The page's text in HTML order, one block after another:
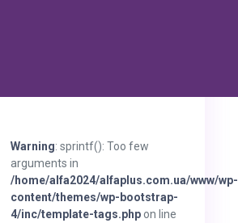
Warning: sprintf(): Too few
arguments in
/home/alfa2024/alfaplus.com.ua/www/wp-
content/themes/wp-bootstrap-
4/inc/template-tags.php on line